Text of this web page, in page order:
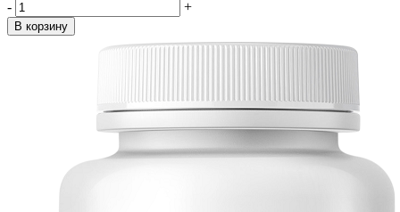
- +
В корзину